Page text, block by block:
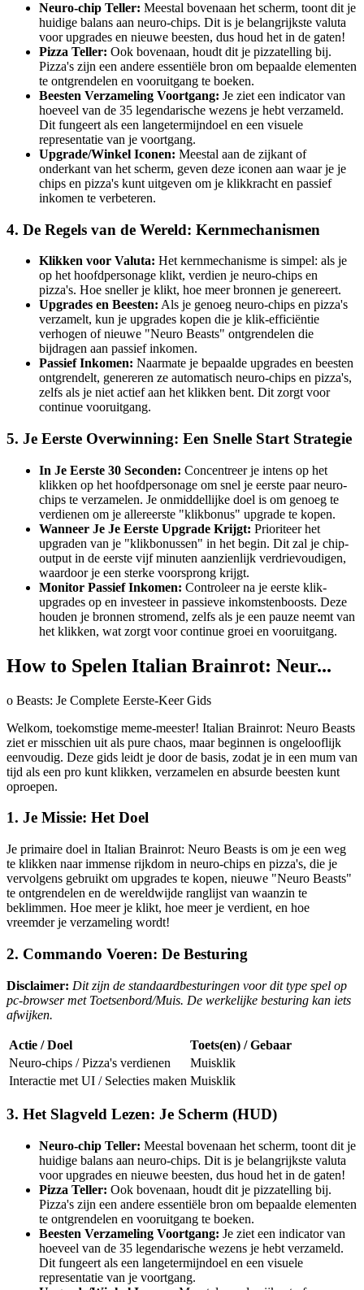
Neuro-chip Teller: Meestal bovenaan het scherm, toont dit je
huidige balans aan neuro-chips. Dit is je belangrijkste valuta
voor upgrades en nieuwe beesten, dus houd het in de gaten!
Pizza Teller: Ook bovenaan, houdt dit je pizzatelling bij.
Pizza's zijn een andere essentiële bron om bepaalde elementen
te ontgrendelen en vooruitgang te boeken.
Beesten Verzameling Voortgang: Je ziet een indicator van
hoeveel van de 35 legendarische wezens je hebt verzameld.
Dit fungeert als een langetermijndoel en een visuele
representatie van je voortgang.
Upgrade/Winkel Iconen: Meestal aan de zijkant of
onderkant van het scherm, geven deze iconen aan waar je je
chips en pizza's kunt uitgeven om je klikkracht en passief
inkomen te verbeteren.
4. De Regels van de Wereld: Kernmechanismen
Klikken voor Valuta: Het kernmechanisme is simpel: als je
op het hoofdpersonage klikt, verdien je neuro-chips en
pizza's. Hoe sneller je klikt, hoe meer bronnen je genereert.
Upgrades en Beesten: Als je genoeg neuro-chips en pizza's
verzamelt, kun je upgrades kopen die je klik-efficiëntie
verhogen of nieuwe "Neuro Beasts" ontgrendelen die
bijdragen aan passief inkomen.
Passief Inkomen: Naarmate je bepaalde upgrades en beesten
ontgrendelt, genereren ze automatisch neuro-chips en pizza's,
zelfs als je niet actief aan het klikken bent. Dit zorgt voor
continue vooruitgang.
5. Je Eerste Overwinning: Een Snelle Start Strategie
In Je Eerste 30 Seconden: Concentreer je intens op het
klikken op het hoofdpersonage om snel je eerste paar neuro-
chips te verzamelen. Je onmiddellijke doel is om genoeg te
verdienen om je allereerste "klikbonus" upgrade te kopen.
Wanneer Je Je Eerste Upgrade Krijgt: Prioriteer het
upgraden van je "klikbonussen" in het begin. Dit zal je chip-
output in de eerste vijf minuten aanzienlijk verdrievoudigen,
waardoor je een sterke voorsprong krijgt.
Monitor Passief Inkomen: Controleer na je eerste klik-
upgrades op en investeer in passieve inkomstenboosts. Deze
houden je bronnen stromend, zelfs als je een pauze neemt van
het klikken, wat zorgt voor continue groei en vooruitgang.
How to Spelen Italian Brainrot: Neur...
o Beasts: Je Complete Eerste-Keer Gids
Welkom, toekomstige meme-meester! Italian Brainrot: Neuro Beasts
ziet er misschien uit als pure chaos, maar beginnen is ongelooflijk
eenvoudig. Deze gids leidt je door de basis, zodat je in een mum van
tijd als een pro kunt klikken, verzamelen en absurde beesten kunt
oproepen.
1. Je Missie: Het Doel
Je primaire doel in Italian Brainrot: Neuro Beasts is om je een weg
te klikken naar immense rijkdom in neuro-chips en pizza's, die je
vervolgens gebruikt om upgrades te kopen, nieuwe "Neuro Beasts"
te ontgrendelen en de wereldwijde ranglijst van waanzin te
beklimmen. Hoe meer je klikt, hoe meer je verdient, en hoe
vreemder je verzameling wordt!
2. Commando Voeren: De Besturing
Disclaimer: Dit zijn de standaardbesturingen voor dit type spel op
pc-browser met Toetsenbord/Muis. De werkelijke besturing kan iets
afwijken.
Actie / Doel
Toets(en) / Gebaar
Neuro-chips / Pizza's verdienen
Muisklik
Interactie met UI / Selecties maken Muisklik
3. Het Slagveld Lezen: Je Scherm (HUD)
Neuro-chip Teller: Meestal bovenaan het scherm, toont dit je
huidige balans aan neuro-chips. Dit is je belangrijkste valuta
voor upgrades en nieuwe beesten, dus houd het in de gaten!
Pizza Teller: Ook bovenaan, houdt dit je pizzatelling bij.
Pizza's zijn een andere essentiële bron om bepaalde elementen
te ontgrendelen en vooruitgang te boeken.
Beesten Verzameling Voortgang: Je ziet een indicator van
hoeveel van de 35 legendarische wezens je hebt verzameld.
Dit fungeert als een langetermijndoel en een visuele
representatie van je voortgang.